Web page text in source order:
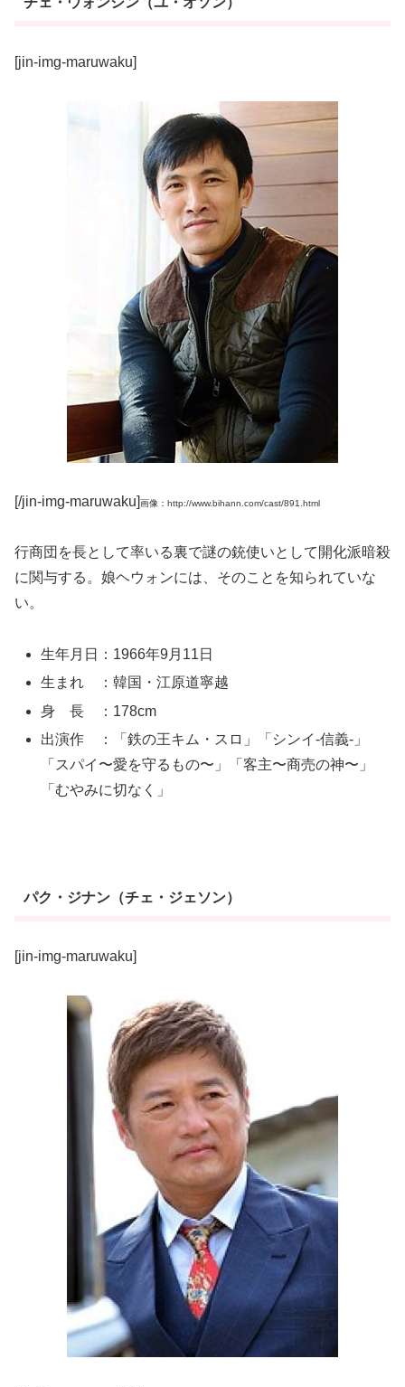
[jin-img-maruwaku]
[/jin-img-maruwaku]画像：http://www.bihann.com/cast/891.html
行商団を長として率いる裏で謎の銃使いとして開化派暗殺
に関与する。娘ヘウォンには、そのことを知られていな
い。
生年月日：1966年9月11日
生まれ ：韓国・江原道寧越
身 長 ：178cm
出演作 ：「鉄の王キム・スロ」「シンイ-信義-」
「スパイ〜愛を守るもの〜」「客主〜商売の神〜」
「むやみに切なく」
パク・ジナン（チェ・ジェソン）
[jin-img-maruwaku]